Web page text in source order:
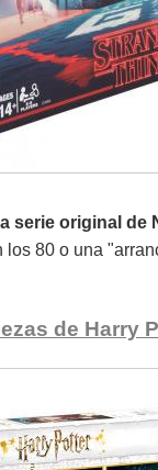
serie original de
80 o una
de Harry